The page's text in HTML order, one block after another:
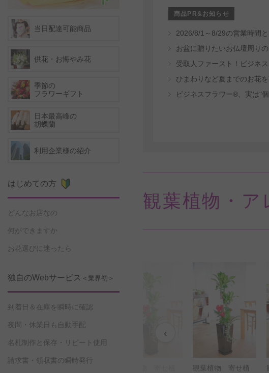
商品PR&お知らせ
2026/8/1～8/29の営業時間
お盆に贈りたいお仏壇周り
ひまわりなど夏までのお花
ビジネスフラワー®、実は"
観葉植物・ア
‹
観葉植物 寄せ植
当日配達可能商品
供花・お悔やみ花
季節の
フラワーギフト
日本最高峰の
胡蝶蘭
利用企業様の紹介
はじめての方
どんなお店なの
何ができますか
お花選びに迷ったら
独自のWebサービス ＜業界初＞
到着日＆在庫を瞬時に確認
夜間・休業日も自動手配
名札制作と保存・リピート使用
請求書・領収書の瞬時発行